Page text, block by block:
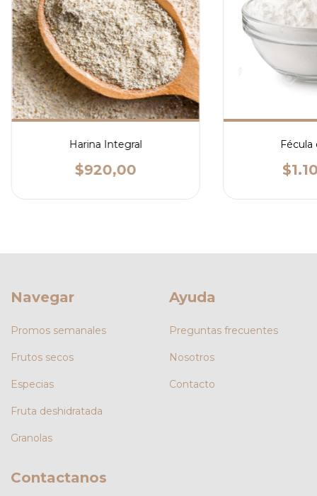
Harina Integral
$920,00
Fécula
Navegar
Promos semanales
Frutos secos
Especias
Fruta deshidratada
Granolas
Ayuda
Preguntas frecuentes
Nosotros
Contacto
Contactanos